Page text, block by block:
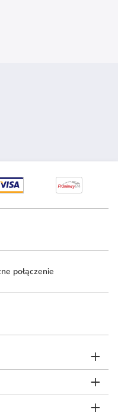
połączenie